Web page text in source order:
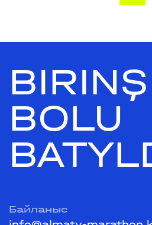
BOLU
Байланыс